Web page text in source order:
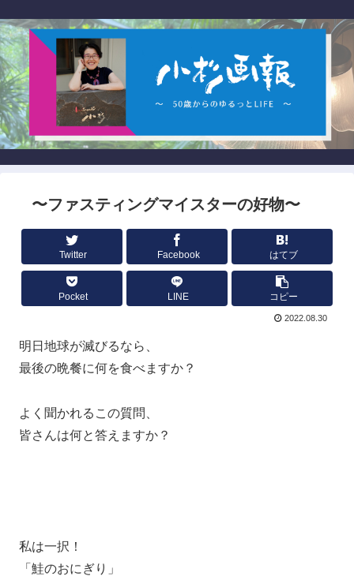
〜ファスティングマイスターの好物〜
Twitter Facebook はてブ
Pocket LINE コピー
2022.08.30
明日地球が滅びるなら、
最後の晩餐に何を食べますか？
よく聞かれるこの質問、
皆さんは何と答えますか？
私は一択！
「鮭のおにぎり」